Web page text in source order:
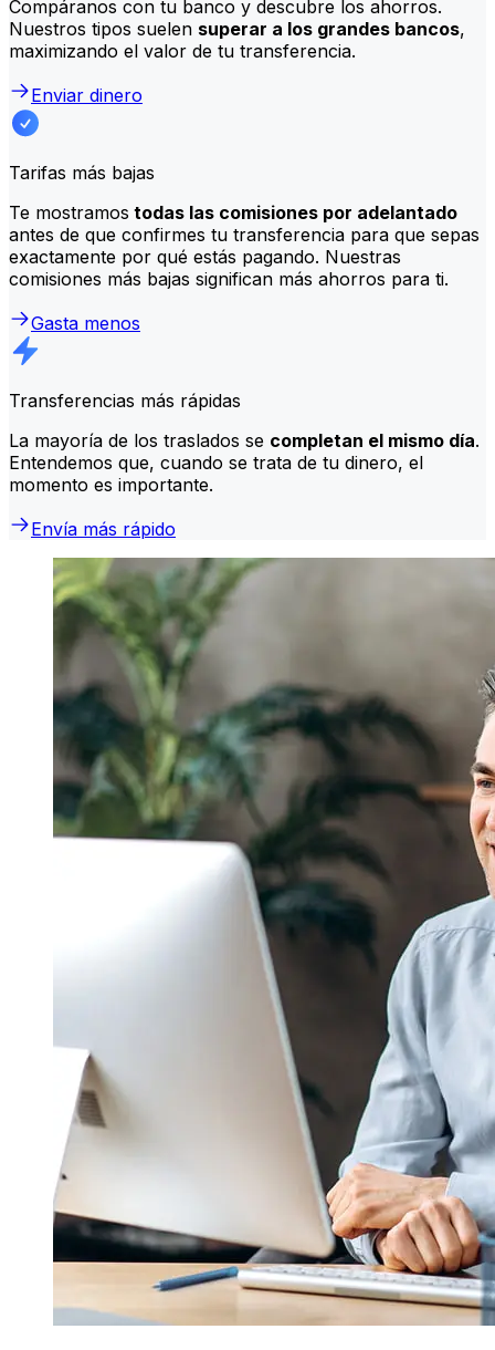
Compáranos con tu banco y descubre los ahorros.
Nuestros tipos suelen superar a los grandes bancos,
maximizando el valor de tu transferencia.
Enviar dinero
Tarifas más bajas
Te mostramos todas las comisiones por adelantado
antes de que confirmes tu transferencia para que sepas
exactamente por qué estás pagando. Nuestras
comisiones más bajas significan más ahorros para ti.
Gasta menos
Transferencias más rápidas
La mayoría de los traslados se completan el mismo día.
Entendemos que, cuando se trata de tu dinero, el
momento es importante.
Envía más rápido